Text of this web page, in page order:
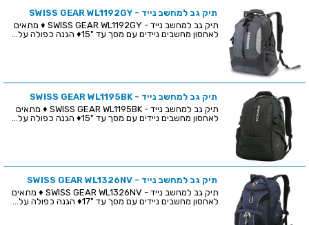
תיק גב למחשב נייד - SWISS GEAR WL1192GY
תיק גב למחשב נייד - SWISS GEAR WL1192GY ♦ מתאים
לאחסון מחשבים ניידים עם מסך עד "15♦ הגנה כפולה על...
תיק גב למחשב נייד - SWISS GEAR WL1195BK
תיק גב למחשב נייד - SWISS GEAR WL1195BK ♦ מתאים
לאחסון מחשבים ניידים עם מסך עד "15♦ הגנה כפולה על...
תיק גב למחשב נייד - SWISS GEAR WL1326NV
תיק גב למחשב נייד - SWISS GEAR WL1326NV ♦ מתאים
לאחסון מחשבים ניידים עם מסך עד "17♦ הגנה כפולה על...